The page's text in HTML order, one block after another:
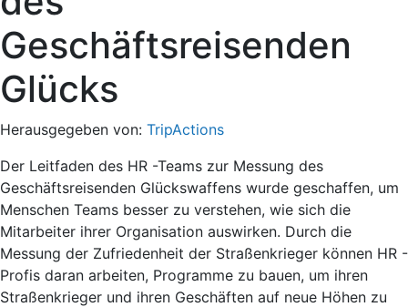
Geschäftsreisenden
Glücks
Herausgegeben von: TripActions
Der Leitfaden des HR -Teams zur Messung des
Geschäftsreisenden Glückswaffens wurde geschaffen, um
Menschen Teams besser zu verstehen, wie sich die
Mitarbeiter ihrer Organisation auswirken. Durch die
Messung der Zufriedenheit der Straßenkrieger können HR -
Profis daran arbeiten, Programme zu bauen, um ihren
Straßenkrieger und ihren Geschäften auf neue Höhen zu